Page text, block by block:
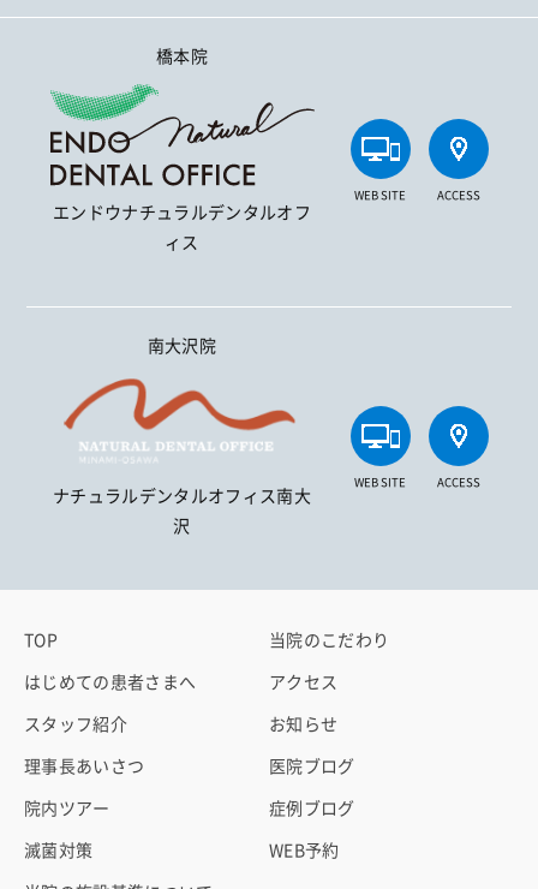
橋本院
エンドウナチュラルデンタルオフ
ィス
WEB SITE ACCESS
南大沢院
ナチュラルデンタルオフィス南大
沢
WEB SITE ACCESS
TOP
はじめての患者さまへ
スタッフ紹介
理事長あいさつ
院内ツアー
滅菌対策
当院のこだわり
アクセス
お知らせ
医院ブログ
症例ブログ
WEB予約